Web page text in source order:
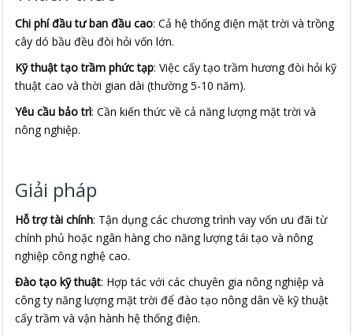
Chi phí đầu tư ban đầu cao: Cả hệ thống điện mặt trời và trồng
cây dó bầu đều đòi hỏi vốn lớn.
Kỹ thuật tạo trầm phức tạp: Việc cấy tạo trầm hương đòi hỏi kỹ
thuật cao và thời gian dài (thường 5-10 năm).
Yêu cầu bảo trì: Cần kiến thức về cả năng lượng mặt trời và
nông nghiệp.
Giải pháp
Hỗ trợ tài chính: Tận dụng các chương trình vay vốn ưu đãi từ
chính phủ hoặc ngân hàng cho năng lượng tái tạo và nông
nghiệp công nghệ cao.
Đào tạo kỹ thuật: Hợp tác với các chuyên gia nông nghiệp và
công ty năng lượng mặt trời để đào tạo nông dân về kỹ thuật
cấy trầm và vận hành hệ thống điện.